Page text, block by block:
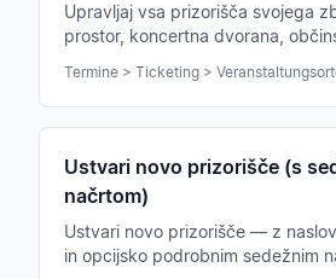
Upravljaj vsa prizorišča svojega
prostor, koncertna dvorana,
Termine > Ticketing >
Ustvari novo prizorišče (s
načrtom)
Ustvari novo prizorišče — z
in opcijsko podrobnim sedežnim